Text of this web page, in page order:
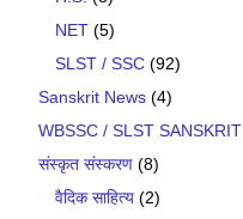
NET (5)
SLST / SSC (92)
Sanskrit News (4)
WBSSC / SLST SANSKRIT
संस्कृत संस्करण (8)
वैदिक साहित्य (2)